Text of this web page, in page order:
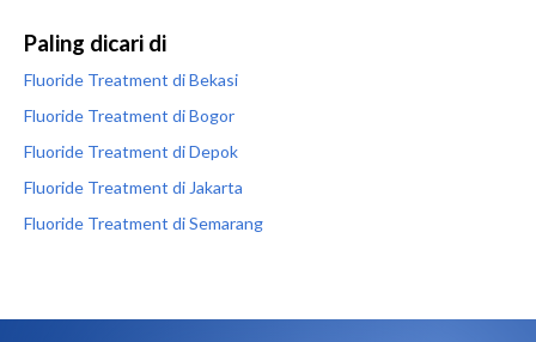
Paling dicari di
Fluoride Treatment di Bekasi
Fluoride Treatment di Bogor
Fluoride Treatment di Depok
Fluoride Treatment di Jakarta
Fluoride Treatment di Semarang